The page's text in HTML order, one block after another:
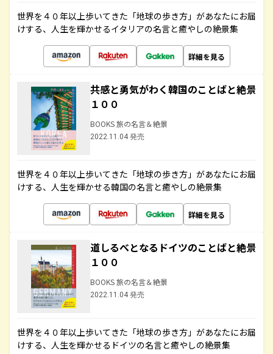
世界を４０年以上歩いてきた「地球の歩き方」があなたにお届
けする、人生を輝かせるイタリアの名言と癒やしの絶景集
詳細を見る
共感と勇気がわく韓国のことばと絶景
１００
BOOKS 旅の名言＆絶景
2022.11.04 発売
世界を４０年以上歩いてきた「地球の歩き方」があなたにお届
けする、人生を輝かせる韓国の名言と癒やしの絶景集
詳細を見る
道しるべとなるドイツのことばと絶景
１００
BOOKS 旅の名言＆絶景
2022.11.04 発売
世界を４０年以上歩いてきた「地球の歩き方」があなたにお届
けする、人生を輝かせるドイツの名言と癒やしの絶景集